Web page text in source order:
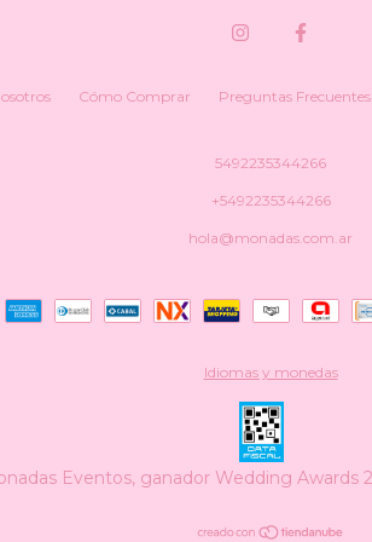
Cómo Comprar Preguntas Frecuentes
5492235344266
+5492235344266
hola@monadas.com.ar
Idiomas y monedas